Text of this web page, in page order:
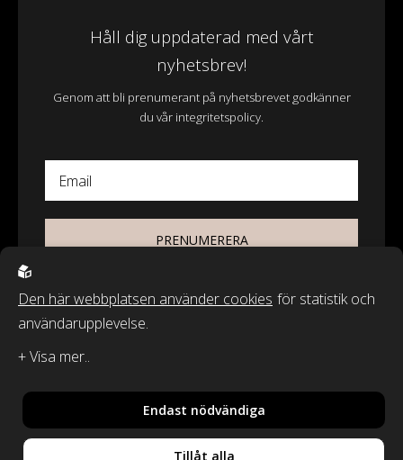
Håll dig uppdaterad med vårt
nyhetsbrev!
Genom att bli prenumerant på nyhetsbrevet godkänner
du vår integritetspolicy.
Email
PRENUMERERA
Wasa Ecotextil AB.
Sphinxly,Powered by Easyweb
Den här webbplatsen använder cookies för statistik och
användarupplevelse.
Endast nödvändiga
Tillåt alla